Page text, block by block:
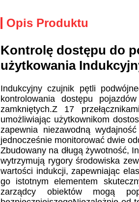
Opis Produktu
Kontrolę dostępu do
użytkowania
Indukcyjny czujnik pętli
kontrolowania dostępu
zamkniętych.Z 17
umożliwiając użytkownikom
zapewnia niezawodną
jednocześnie monitorować dwie
Zbudowany na długą żywotność,
wytrzymują rygory środowiska
wartości indukcji, zapewniając
go istotnym elementem
zarządcy obiektów mogą